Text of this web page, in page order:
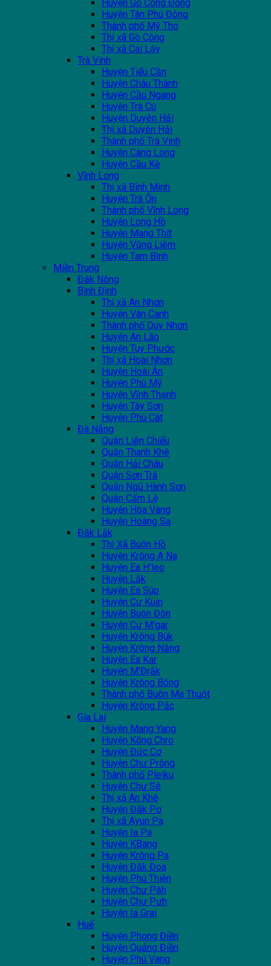
Huyện Gò Công Đông
Huyện Tân Phú Đông
Thành phố Mỹ Tho
Thị xã Gò Công
Thị xã Cai Lậy
Trà Vinh
Huyện Tiểu Cần
Huyện Châu Thành
Huyện Cầu Ngang
Huyện Trà Cú
Huyện Duyên Hải
Thị xã Duyên Hải
Thành phố Trà Vinh
Huyện Càng Long
Huyện Cầu Kè
Vĩnh Long
Thị xã Bình Minh
Huyện Trà Ôn
Thành phố Vĩnh Long
Huyện Long Hồ
Huyện Mang Thít
Huyện Vũng Liêm
Huyện Tam Bình
Miền Trung
Đắk Nông
Bình Định
Thị xã An Nhơn
Huyện Vân Canh
Thành phố Quy Nhơn
Huyện An Lão
Huyện Tuy Phước
Thị xã Hoài Nhơn
Huyện Hoài Ân
Huyện Phù Mỹ
Huyện Vĩnh Thạnh
Huyện Tây Sơn
Huyện Phù Cát
Đà Nẵng
Quận Liên Chiểu
Quận Thanh Khê
Quận Hải Châu
Quận Sơn Trà
Quận Ngũ Hành Sơn
Quận Cẩm Lệ
Huyện Hòa Vang
Huyện Hoàng Sa
Đắk Lắk
Thị Xã Buôn Hồ
Huyện Krông A Na
Huyện Ea H'leo
Huyện Lắk
Huyện Ea Súp
Huyện Cư Kuin
Huyện Buôn Đôn
Huyện Cư M'gar
Huyện Krông Búk
Huyện Krông Năng
Huyện Ea Kar
Huyện M'Đrắk
Huyện Krông Bông
Thành phố Buôn Ma Thuột
Huyện Krông Pắc
Gia Lai
Huyện Mang Yang
Huyện Kông Chro
Huyện Đức Cơ
Huyện Chư Prông
Thành phố Pleiku
Huyện Chư Sê
Thị xã An Khê
Huyện Đăk Pơ
Thị xã Ayun Pa
Huyện Ia Pa
Huyện KBang
Huyện Krông Pa
Huyện Đăk Đoa
Huyện Phú Thiện
Huyện Chư Păh
Huyện Chư Pưh
Huyện Ia Grai
Huế
Huyện Phong Điền
Huyện Quảng Điền
Huyện Phú Vang